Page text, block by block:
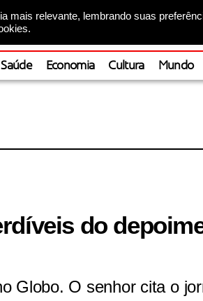
mais relevante, lembrando suas
Saúde Economia Cultura Mundo
do
Globo. O senhor cita o